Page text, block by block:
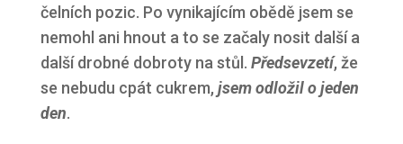
čelních pozic. Po vynikajícím obědě jsem se
nemohl ani hnout a to se začaly nosit další a
další drobné dobroty na stůl. Předsevzetí, že
se nebudu cpát cukrem, jsem odložil o jeden
den.